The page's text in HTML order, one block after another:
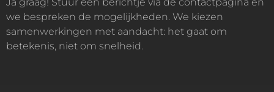
we bespreken de mogelijkheden. We kiezen
samenwerkingen met aandacht: het gaat om
betekenis, niet om snelheid.